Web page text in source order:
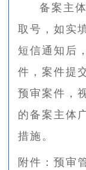
备案主
取号，如实
短信通知后
件，案件提
预审案件，
的备案主体
措施。
附件：预审